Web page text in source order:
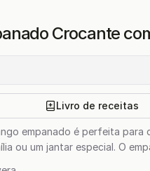
Crocante
Livro de receitas
empanado é perfeita para
ou um jantar especial. O